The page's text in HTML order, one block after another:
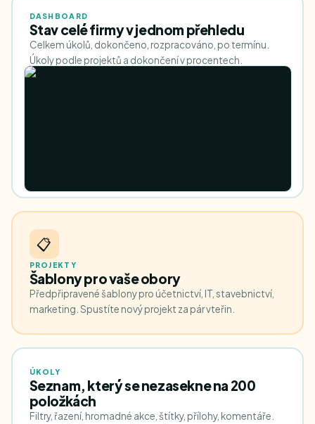
DASHBOARD
Stav celé firmy v jednom přehledu
Celkem úkolů, dokončeno, rozpracováno, po termínu.
Úkoly podle projektů a dokončení v procentech.
📋
PROJEKTY
Šablony pro vaše obory
Předpřipravené šablony pro účetnictví, IT, stavebnictví,
marketing. Spustíte nový projekt za pár vteřin.
ÚKOLY
Seznam, který se nezasekne na 200
položkách
Filtry, řazení, hromadné akce, štítky, přílohy, komentáře.